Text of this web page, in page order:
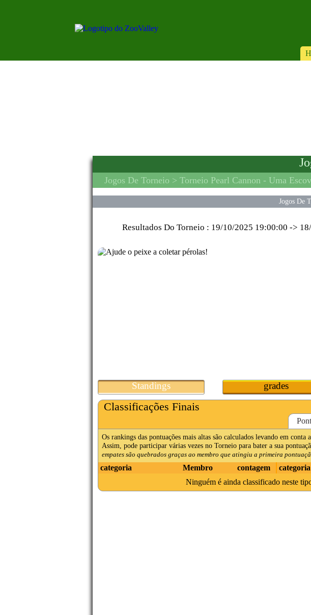
Jogos De Torneio > Torneio Pearl Cannon - Uma
Jogos De
Resultados Do Torneio : 19/10/2025 19:00:00 ->
Standings grades
Classificações Finais
Os rankings das pontuações mais altas são calculados levando em conta
Assim, pode participar várias vezes no Torneio para bater a sua
empates são quebrados graças ao membro que atingiu a primeira
categoria Membro contagem categoria
Ninguém é ainda classificado neste